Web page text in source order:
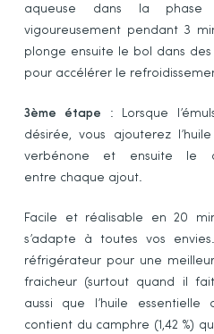
aqueuse dans la phase
vigoureusement pendant 3
plonge ensuite le bol dans
pour accélérer le
3ème étape : Lorsque
désirée, vous ajouterez
verbénone et ensuite le
entre chaque ajout.
Facile et réalisable en 20
s’adapte à toutes vos
réfrigérateur pour une
fraicheur (surtout quand il
aussi que l’huile
contient du camphre (1,42 %)